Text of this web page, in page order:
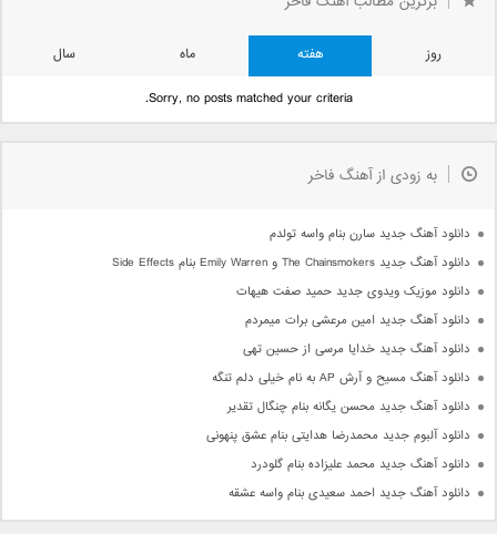
روز هفته ماه
سال
Sorry, no posts matched your criteria.
به زودی از آهنگ فاخر
دانلود آهنگ جدید سارن بنام واسه تولدم
دانلود آهنگ جدید The Chainsmokers و Emily Warren بنام Side Effects
دانلود موزیک ویدوی جدید حمید صفت هیهات
دانلود آهنگ جدید امین مرعشی برات میمردم
دانلود آهنگ جدید خدایا مرسی از حسین تهی
دانلود آهنگ مسیح و آرش AP به نام خیلی دلم تنگه
دانلود آهنگ جدید محسن یگانه بنام چنگال تقدیر
دانلود آلبوم جدید محمدرضا هدایتی بنام عشق پنهونی
دانلود آهنگ جدید محمد علیزاده بنام گلودرد
دانلود آهنگ جدید احمد سعیدی بنام واسه عشقه